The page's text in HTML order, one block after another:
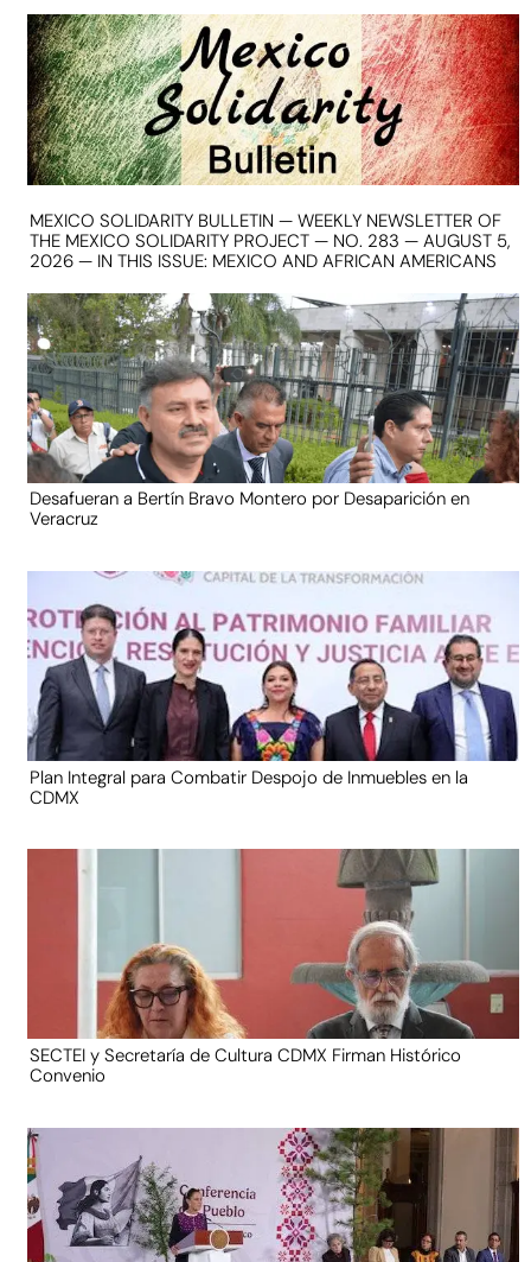
MEXICO SOLIDARITY BULLETIN — WEEKLY NEWSLETTER OF
THE MEXICO SOLIDARITY PROJECT — NO. 283 — AUGUST 5,
2026 — IN THIS ISSUE: MEXICO AND AFRICAN AMERICANS
Desafueran a Bertín Bravo Montero por Desaparición en
Veracruz
Plan Integral para Combatir Despojo de Inmuebles en la
CDMX
SECTEI y Secretaría de Cultura CDMX Firman Histórico
Convenio